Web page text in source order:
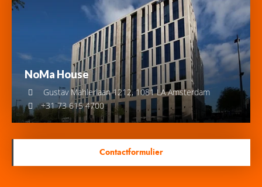
NoMa House
Gustav Mahlerlaan 1212, 1081 LA Amsterdam
+31 73 615 4700
Contactformulier